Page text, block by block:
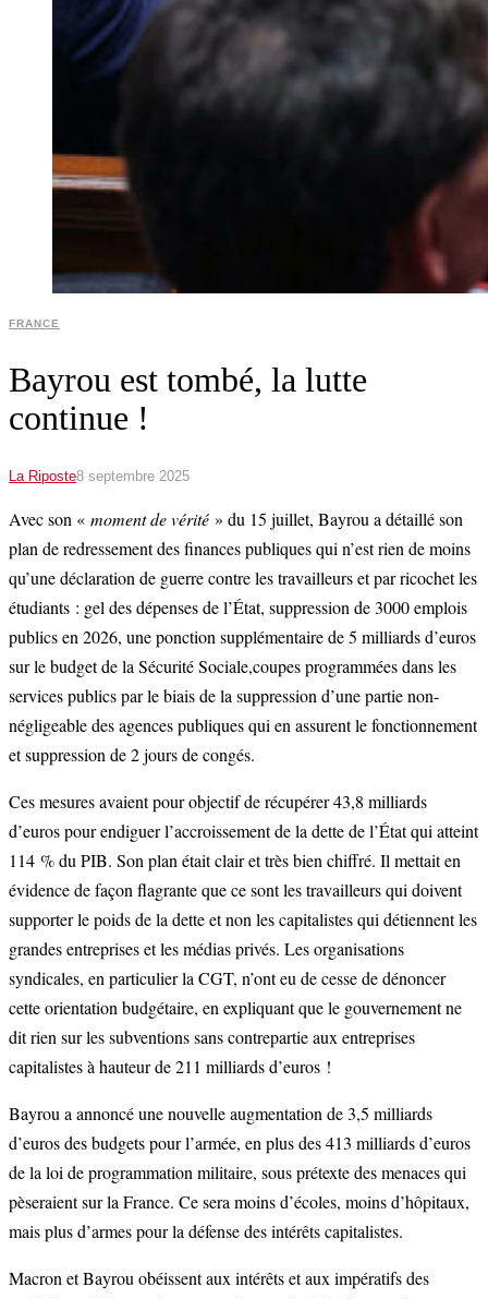
FRANCE
Bayrou est tombé, la lutte
continue !
La Riposte8 septembre 2025
Avec son « moment de vérité » du 15 juillet, Bayrou a détaillé son
plan de redressement des finances publiques qui n’est rien de moins
qu’une déclaration de guerre contre les travailleurs et par ricochet les
étudiants : gel des dépenses de l’État, suppression de 3000 emplois
publics en 2026, une ponction supplémentaire de 5 milliards d’euros
sur le budget de la Sécurité Sociale,coupes programmées dans les
services publics par le biais de la suppression d’une partie non-
négligeable des agences publiques qui en assurent le fonctionnement
et suppression de 2 jours de congés.
Ces mesures avaient pour objectif de récupérer 43,8 milliards
d’euros pour endiguer l’accroissement de la dette de l’État qui atteint
114 % du PIB. Son plan était clair et très bien chiffré. Il mettait en
évidence de façon flagrante que ce sont les travailleurs qui doivent
supporter le poids de la dette et non les capitalistes qui détiennent les
grandes entreprises et les médias privés. Les organisations
syndicales, en particulier la CGT, n’ont eu de cesse de dénoncer
cette orientation budgétaire, en expliquant que le gouvernement ne
dit rien sur les subventions sans contrepartie aux entreprises
capitalistes à hauteur de 211 milliards d’euros !
Bayrou a annoncé une nouvelle augmentation de 3,5 milliards
d’euros des budgets pour l’armée, en plus des 413 milliards d’euros
de la loi de programmation militaire, sous prétexte des menaces qui
pèseraient sur la France. Ce sera moins d’écoles, moins d’hôpitaux,
mais plus d’armes pour la défense des intérêts capitalistes.
Macron et Bayrou obéissent aux intérêts et aux impératifs des